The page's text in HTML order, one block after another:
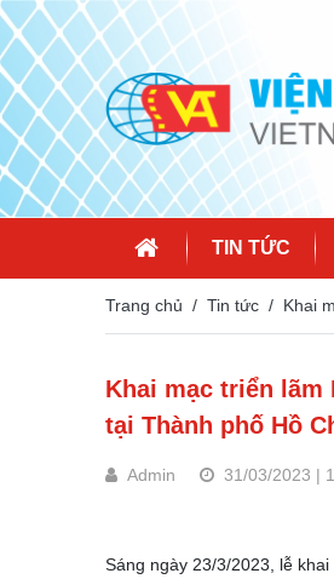
TIN TỨC
Trang chủ Tin tức Khai
Khai mạc triển lãm
tại Thành phố Hồ
Admin 31/03/2023 |
Sáng ngày 23/3/2023, lễ